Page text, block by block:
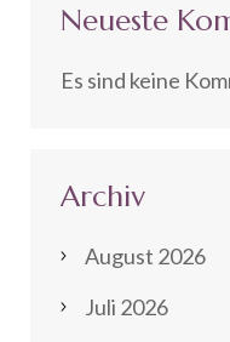
Neueste
Es sind keine
Archiv
August 2026
Juli 2026